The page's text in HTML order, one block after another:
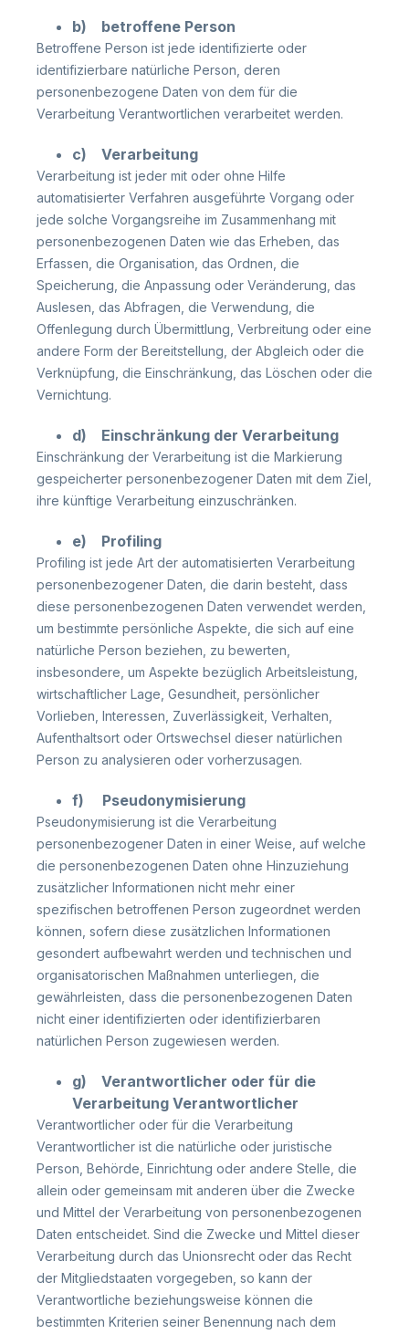
b) betroffene Person
Betroffene Person ist jede identifizierte oder
identifizierbare natürliche Person, deren
personenbezogene Daten von dem für die
Verarbeitung Verantwortlichen verarbeitet werden.
c) Verarbeitung
Verarbeitung ist jeder mit oder ohne Hilfe
automatisierter Verfahren ausgeführte Vorgang oder
jede solche Vorgangsreihe im Zusammenhang mit
personenbezogenen Daten wie das Erheben, das
Erfassen, die Organisation, das Ordnen, die
Speicherung, die Anpassung oder Veränderung, das
Auslesen, das Abfragen, die Verwendung, die
Offenlegung durch Übermittlung, Verbreitung oder eine
andere Form der Bereitstellung, der Abgleich oder die
Verknüpfung, die Einschränkung, das Löschen oder die
Vernichtung.
d) Einschränkung der Verarbeitung
Einschränkung der Verarbeitung ist die Markierung
gespeicherter personenbezogener Daten mit dem Ziel,
ihre künftige Verarbeitung einzuschränken.
e) Profiling
Profiling ist jede Art der automatisierten Verarbeitung
personenbezogener Daten, die darin besteht, dass
diese personenbezogenen Daten verwendet werden,
um bestimmte persönliche Aspekte, die sich auf eine
natürliche Person beziehen, zu bewerten,
insbesondere, um Aspekte bezüglich Arbeitsleistung,
wirtschaftlicher Lage, Gesundheit, persönlicher
Vorlieben, Interessen, Zuverlässigkeit, Verhalten,
Aufenthaltsort oder Ortswechsel dieser natürlichen
Person zu analysieren oder vorherzusagen.
f) Pseudonymisierung
Pseudonymisierung ist die Verarbeitung
personenbezogener Daten in einer Weise, auf welche
die personenbezogenen Daten ohne Hinzuziehung
zusätzlicher Informationen nicht mehr einer
spezifischen betroffenen Person zugeordnet werden
können, sofern diese zusätzlichen Informationen
gesondert aufbewahrt werden und technischen und
organisatorischen Maßnahmen unterliegen, die
gewährleisten, dass die personenbezogenen Daten
nicht einer identifizierten oder identifizierbaren
natürlichen Person zugewiesen werden.
g) Verantwortlicher oder für die
Verarbeitung Verantwortlicher
Verantwortlicher oder für die Verarbeitung
Verantwortlicher ist die natürliche oder juristische
Person, Behörde, Einrichtung oder andere Stelle, die
allein oder gemeinsam mit anderen über die Zwecke
und Mittel der Verarbeitung von personenbezogenen
Daten entscheidet. Sind die Zwecke und Mittel dieser
Verarbeitung durch das Unionsrecht oder das Recht
der Mitgliedstaaten vorgegeben, so kann der
Verantwortliche beziehungsweise können die
bestimmten Kriterien seiner Benennung nach dem